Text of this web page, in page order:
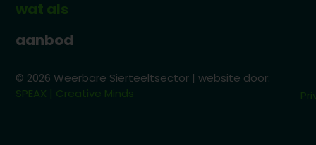
wat als
aanbod
© 2026 Weerbare Sierteeltsector | website door:
SPEAX | Creative Minds